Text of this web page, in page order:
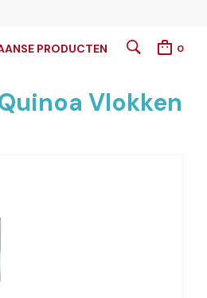
PRODUCTEN 0
Vlokken